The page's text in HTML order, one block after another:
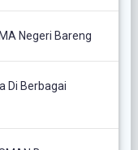
Negeri Bareng
Di Berbagai